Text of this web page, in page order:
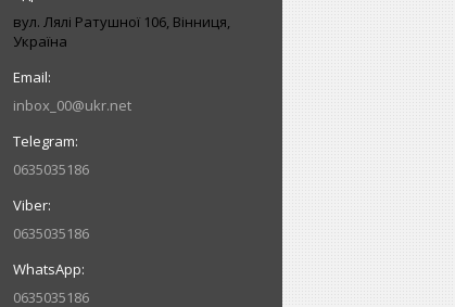
вул. Лялі Ратушної 106, Вінниця,
Україна
inbox_00@ukr.net
0635035186
0635035186
0635035186